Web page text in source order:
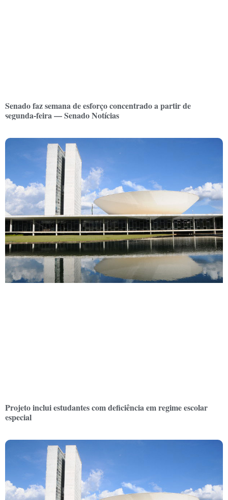
Senado faz semana de esforço concentrado a partir de
segunda-feira — Senado Notícias
Projeto inclui estudantes com deficiência em regime escolar
especial